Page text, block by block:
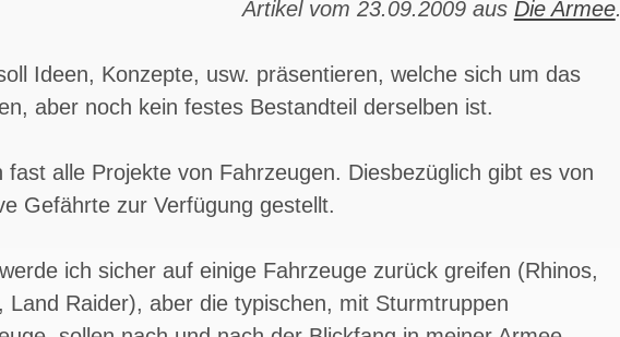
Artikel vom 23.09.2009 aus Die Armee.
Ideen, Konzepte, usw. präsentieren, welche sich um das
aber noch kein festes Bestandteil derselben ist.
alle Projekte von Fahrzeugen. Diesbezüglich gibt es von
Gefährte zur Verfügung gestellt.
ich sicher auf einige Fahrzeuge zurück greifen (Rhinos,
Land Raider), aber die typischen, mit Sturmtruppen